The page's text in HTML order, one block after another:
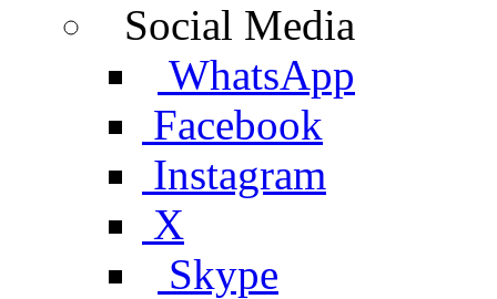
Social Media
WhatsApp
Facebook
Instagram
X
Skype